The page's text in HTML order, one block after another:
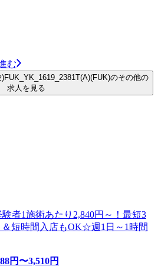
む
のその他の
求人を見る
者1施術あたり2,840円～！最短3
短時間入店もOK☆週1日～1時間
円〜3,510円